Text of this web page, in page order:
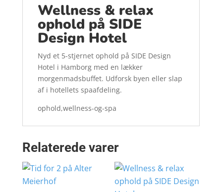
Wellness & relax
ophold på SIDE
Design Hotel
Nyd et 5-stjernet ophold på SIDE Design
Hotel i Hamborg med en lækker
morgenmadsbuffet. Udforsk byen eller slap
af i hotellets spaafdeling.
ophold,wellness-og-spa
Relaterede varer